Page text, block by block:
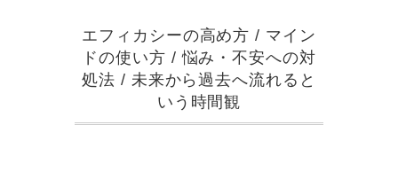
エフィカシーの高め方 / マイン
ドの使い方 /悩み・不安への対
処法 / 未来から過去へ流れると
いう時間観